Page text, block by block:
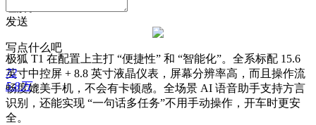
极狐 T1 在配置上主打 “便捷性” 和 “智能化”。全系标配 15.6
英寸中控屏 + 8.8 英寸液晶仪表，屏幕分辨率高，而且操作流
畅度媲美手机，不会有卡顿感。全场景 AI 语音助手支持方言
识别，还能实现 “一句话多任务”不用手动操作，开车时更安
全。
发送
写点什么吧
72
5.8万